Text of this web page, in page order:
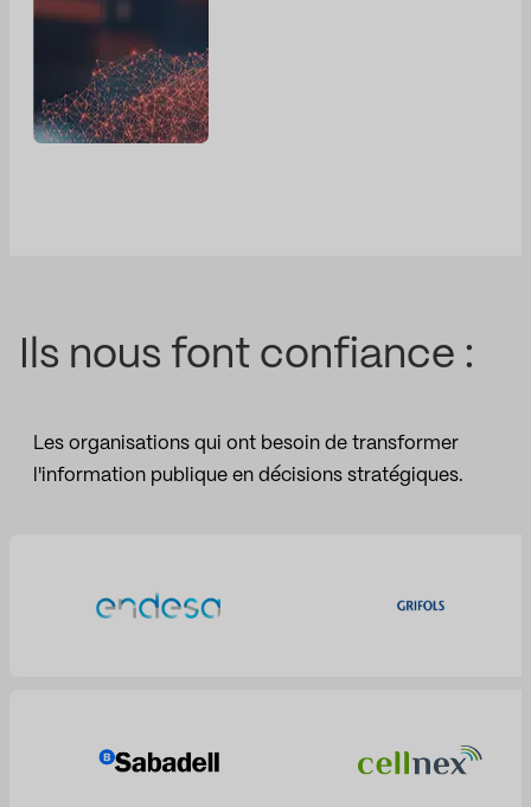
Ils nous font confiance :
Les organisations qui ont besoin de transformer
l'information publique en décisions stratégiques.